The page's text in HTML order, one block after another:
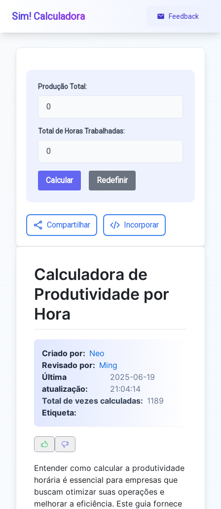
Sim! Calculadora Feedback
Produção Total:
Total de Horas Trabalhadas:
Calcular Redefinir
Compartilhar Incorporar
Calculadora de
Produtividade por
Hora
Criado por: Neo
Revisado por: Ming
Última
atualização:
2025-06-19
21:04:14
Total de vezes calculadas: 1189
Etiqueta:
Entender como calcular a produtividade
horária é essencial para empresas que
buscam otimizar suas operações e
melhorar a eficiência. Este guia fornece